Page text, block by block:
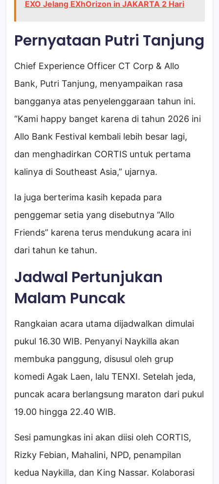
EXO Jelang EXhOrizon in JAKARTA 2 Hari
Pernyataan Putri Tanjung
Chief Experience Officer CT Corp & Allo
Bank, Putri Tanjung, menyampaikan rasa
bangganya atas penyelenggaraan tahun ini.
“Kami happy banget karena di tahun 2026 ini
Allo Bank Festival kembali lebih besar lagi,
dan menghadirkan CORTIS untuk pertama
kalinya di Southeast Asia,” ujarnya.
Ia juga berterima kasih kepada para
penggemar setia yang disebutnya “Allo
Friends” karena terus mendukung acara ini
dari tahun ke tahun.
Jadwal Pertunjukan
Malam Puncak
Rangkaian acara utama dijadwalkan dimulai
pukul 16.30 WIB. Penyanyi Naykilla akan
membuka panggung, disusul oleh grup
komedi Agak Laen, lalu TENXI. Setelah jeda,
puncak acara berlangsung maraton dari pukul
19.00 hingga 22.40 WIB.
Sesi pamungkas ini akan diisi oleh CORTIS,
Rizky Febian, Mahalini, NPD, penampilan
kedua Naykilla, dan King Nassar. Kolaborasi